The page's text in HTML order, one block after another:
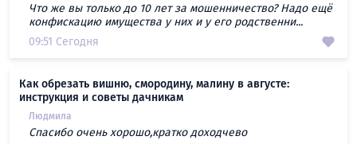
Что же вы только до 10 лет за мошенничество? Надо ещё
конфискацию имущества у них и у его родственни...
09:51 Сегодня
Как обрезать вишню, смородину, малину в августе:
инструкция и советы дачникам
Людмила
Спасибо очень хорошо,кратко доходчево